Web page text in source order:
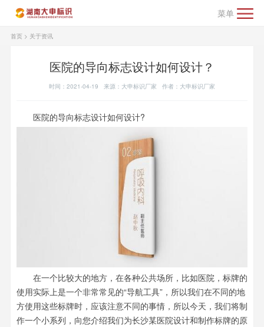
菜单
首页> 关于资讯
医院的导向标志设计如何设计？
时间：2021-04-19 来源：大申标识厂家 作者：大申标识厂家
医院的导向标志设计如何设计?
在一个比较大的地方，在各种公共场所，比如医院，标牌的
使用实际上是一个非常常见的“导航工具”，所以我们在不同的地
方使用这些标牌时，应该注意不同的事情，所以今天，我们将制
作一个小系列，向您介绍我们为长沙某医院设计和制作标牌的原